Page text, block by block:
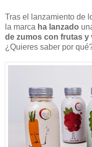
Tras el lanzamiento de
la marca ha lanzado
de zumos con frutas y
¿Quieres saber por